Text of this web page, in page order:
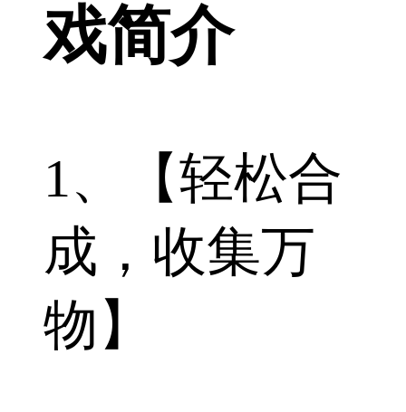
戏简介
1、【轻松合
成，收集万
物】